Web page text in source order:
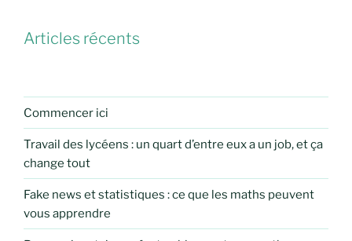
Articles récents
Commencer ici
Travail des lycéens : un quart d’entre eux a un job, et ça
change tout
Fake news et statistiques : ce que les maths peuvent
vous apprendre